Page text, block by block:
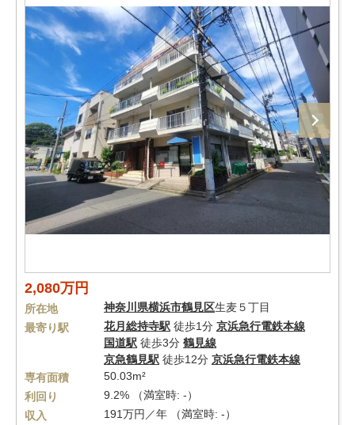
2,080万円
所在地 神奈川県横浜市鶴見区生麦５丁目
最寄り駅
花月総持寺駅 徒歩1分 京浜急行電鉄本線
国道駅 徒歩3分 鶴見線
京急鶴見駅 徒歩12分 京浜急行電鉄本線
専有面積
50.03m²
利回り
9.2% （満室時: -）
収入
191万円／年 （満室時: -）